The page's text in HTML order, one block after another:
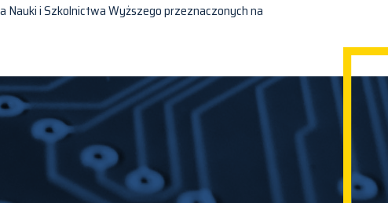
i Szkolnictwa Wyższego przeznaczonych na